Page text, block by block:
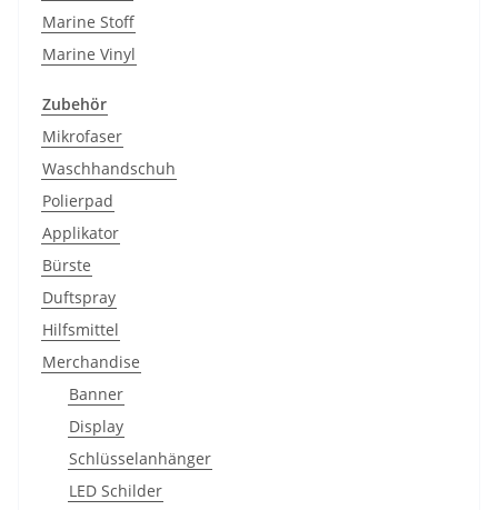
Marine Stoff
Marine Vinyl
Zubehör
Mikrofaser
Waschhandschuh
Polierpad
Applikator
Bürste
Duftspray
Hilfsmittel
Merchandise
Banner
Display
Schlüsselanhänger
LED Schilder